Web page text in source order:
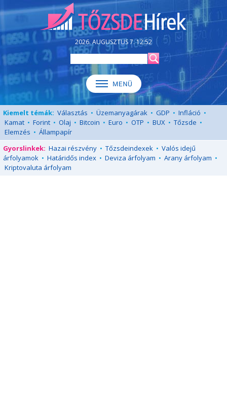
2026. AUGUSZTUS 7. 12:52
Kiemelt témák: Választás • Üzemanyagárak • GDP • Infláció •
Kamat • Forint • Olaj • Bitcoin • Euro • OTP • BUX • Tőzsde •
Elemzés • Állampapír
Gyorslinkek: Hazai részvény • Tőzsdeindexek • Valós idejű
árfolyamok • Határidős index • Deviza árfolyam • Arany árfolyam •
Kriptovaluta árfolyam